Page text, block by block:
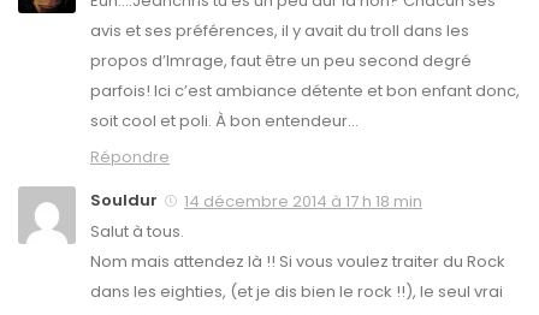
avis et ses préférences, il y avait du troll dans les
propos d’Imrage, faut être un peu second degré
parfois! Ici c’est ambiance détente et bon enfant donc,
soit cool et poli. À bon entendeur…
Répondre
Souldur
14 décembre 2014 à 17 h 18 min
Salut à tous.
Nom mais attendez là !! Si vous voulez traiter du Rock
dans les eighties, (et je dis bien le rock !!), le seul vrai